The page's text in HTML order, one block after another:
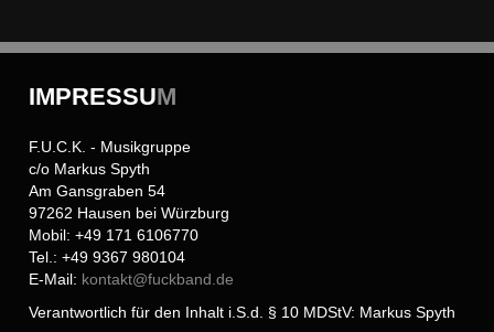
IMPRESSUM
F.U.C.K. - Musikgruppe
c/o Markus Spyth
Am Gansgraben 54
97262 Hausen bei Würzburg
Mobil: +49 171 6106770
Tel.: +49 9367 980104
E-Mail: kontakt@fuckband.de
Verantwortlich für den Inhalt i.S.d. § 10 MDStV: Markus Spyth